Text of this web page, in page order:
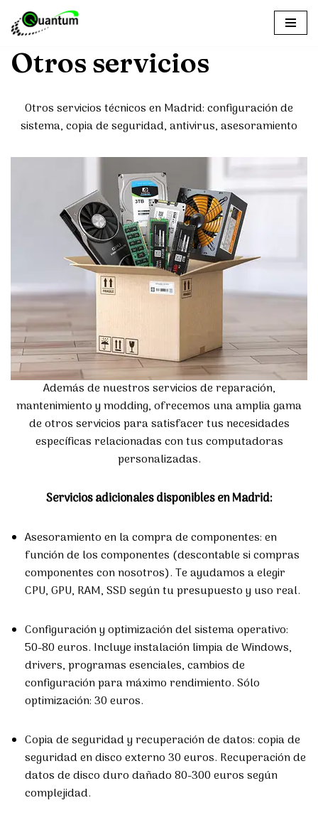
Saltar
al
contenido
Otros servicios
Otros servicios técnicos en Madrid: configuración de
sistema, copia de seguridad, antivirus, asesoramiento
Además de nuestros servicios de reparación,
mantenimiento y modding, ofrecemos una amplia gama
de otros servicios para satisfacer tus necesidades
específicas relacionadas con tus computadoras
personalizadas.
Servicios adicionales disponibles en Madrid:
Asesoramiento en la compra de componentes: en
función de los componentes (descontable si compras
componentes con nosotros). Te ayudamos a elegir
CPU, GPU, RAM, SSD según tu presupuesto y uso real.
Configuración y optimización del sistema operativo:
50-80 euros. Incluye instalación limpia de Windows,
drivers, programas esenciales, cambios de
configuración para máximo rendimiento. Sólo
optimización: 30 euros.
Copia de seguridad y recuperación de datos: copia de
seguridad en disco externo 30 euros. Recuperación de
datos de disco duro dañado 80-300 euros según
complejidad.